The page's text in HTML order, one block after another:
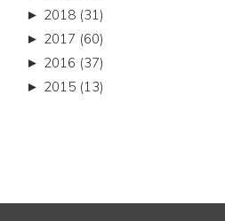
► 2018 (31)
► 2017 (60)
► 2016 (37)
► 2015 (13)